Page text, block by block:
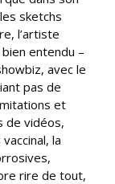
sketchs
l’artiste
entendu –
avec le
pas de
et
de vidéos,
la
rire de tout,